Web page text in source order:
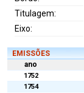
Titulagem:
Eixo:
EMISSÕES
ano
1752
1754